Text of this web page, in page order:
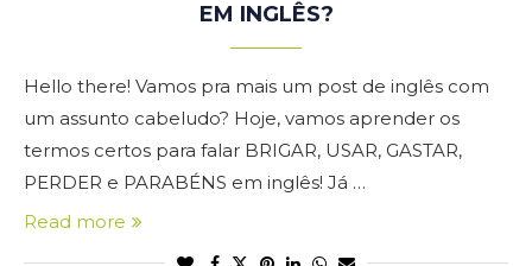
EM INGLÊS?
Hello there! Vamos pra mais um post de inglês com
um assunto cabeludo? Hoje, vamos aprender os
termos certos para falar BRIGAR, USAR, GASTAR,
PERDER e PARABÉNS em inglês! Já …
Read more